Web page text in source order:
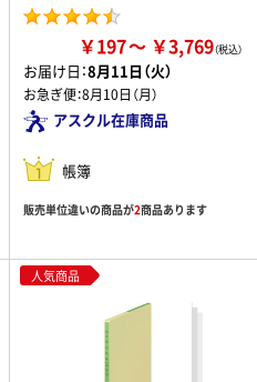
￥197 ￥3,769
お届け日：8月11日（火）
お急ぎ便：8月10日（月）
アスクル在庫商品
帳簿
販売単位違いの商品が2商品あります
人気商品